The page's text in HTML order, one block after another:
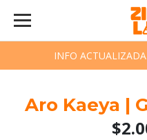
INFO
Aro Kaeya |